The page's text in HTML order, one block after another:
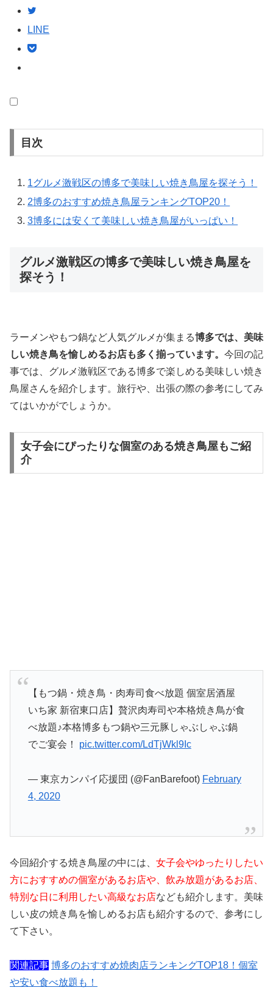
LINE
目次
1グルメ激戦区の博多で美味しい焼き鳥屋を探そう！
2博多のおすすめ焼き鳥屋ランキングTOP20！
3博多には安くて美味しい焼き鳥屋がいっぱい！
グルメ激戦区の博多で美味しい焼き鳥屋を
探そう！
ラーメンやもつ鍋など人気グルメが集まる博多では、美味
しい焼き鳥を愉しめるお店も多く揃っています。 今回の記
事では、グルメ激戦区である博多で楽しめる美味しい焼き
鳥屋さんを紹介します。旅行や、出張の際の参考にしてみ
てはいかがでしょうか。
女子会にぴったりな個室のある焼き鳥屋もご紹
介
【もつ鍋・焼き鳥・肉寿司食べ放題 個室居酒屋
いち家 新宿東口店】贅沢肉寿司や本格焼き鳥が食
べ放題♪本格博多もつ鍋や三元豚しゃぶしゃぶ鍋
でご宴会！ pic.twitter.com/LdTjWkl9Ic
— 東京カンパイ応援団 (@FanBarefoot) February
4, 2020
今回紹介する焼き鳥屋の中には、 女子会やゆったりしたい
方におすすめの個室があるお店や、飲み放題があるお店、
特別な日に利用したい高級なお店なども紹介します。美味
しい皮の焼き鳥を愉しめるお店も紹介するので、参考にし
て下さい。
関連記事 博多のおすすめ焼肉店ランキングTOP18！個室
や安い食べ放題も！